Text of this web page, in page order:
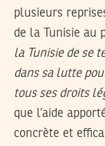
plusieurs
de la Tunisie au
la Tunisie de se
dans sa lutte
tous ses droits
que l’aide
concrète et